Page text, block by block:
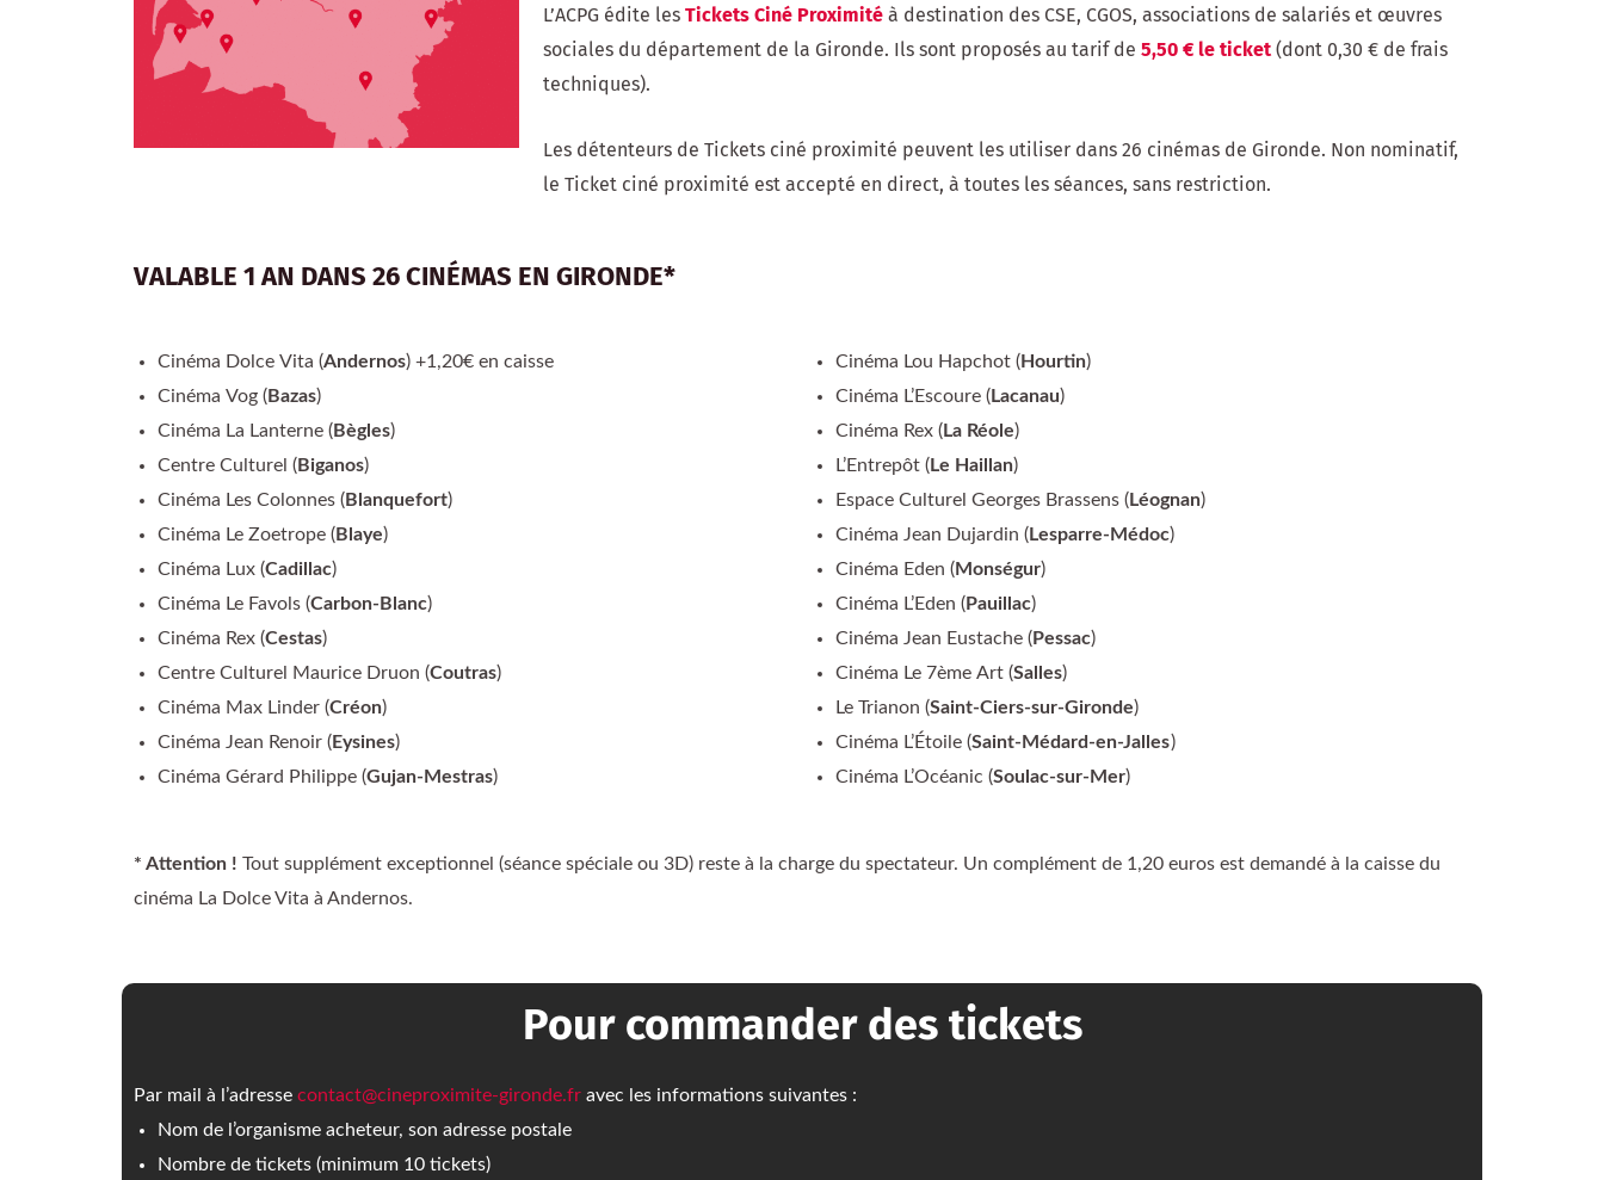
L’ACPG édite les Tickets Ciné Proximité à destination des CSE, CGOS, associations de salariés et œuvres
sociales du département de la Gironde. Ils sont proposés au tarif de 5,50 € le ticket(dont 0,30 € de frais
techniques).
Les détenteurs de Tickets ciné proximité peuvent les utiliser dans 26 cinémas de Gironde. Non nominatif,
le Ticket ciné proximité est accepté en direct, à toutes les séances, sans restriction.
VALABLE 1 AN DANS 26 CINÉMAS EN GIRONDE*
Cinéma Dolce Vita (Andernos) +1,20€ en caisse
Cinéma Vog (Bazas)
Cinéma La Lanterne (Bègles)
Centre Culturel (Biganos)
Cinéma Les Colonnes (Blanquefort)
Cinéma Le Zoetrope (Blaye)
Cinéma Lux (Cadillac)
Cinéma Le Favols (Carbon-Blanc)
Cinéma Rex (Cestas)
Centre Culturel Maurice Druon (Coutras)
Cinéma Max Linder (Créon)
Cinéma Jean Renoir (Eysines)
Cinéma Gérard Philippe (Gujan-Mestras)
Cinéma Lou Hapchot (Hourtin)
Cinéma L’Escoure (Lacanau)
Cinéma Rex (La Réole)
L’Entrepôt (Le Haillan)
Espace Culturel Georges Brassens (Léognan)
Cinéma Jean Dujardin (Lesparre-Médoc)
Cinéma Eden (Monségur)
Cinéma L’Eden (Pauillac)
Cinéma Jean Eustache (Pessac)
Cinéma Le 7ème Art (Salles)
Le Trianon (Saint-Ciers-sur-Gironde)
Cinéma L’Étoile (Saint-Médard-en-Jalles)
Cinéma L’Océanic (Soulac-sur-Mer)
* Attention ! Tout supplément exceptionnel (séance spéciale ou 3D) reste à la charge du spectateur. Un complément de 1,20 euros est demandé à la caisse du
cinéma La Dolce Vita à Andernos.
Pour commander des tickets
Par mail à l’adresse contact@cineproximite-gironde.fr avec les informations suivantes :
Nom de l’organisme acheteur, son adresse postale
Nombre de tickets (minimum 10 tickets)